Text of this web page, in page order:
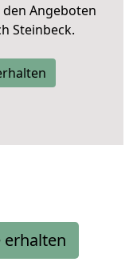
den Angeboten
Steinbeck.
erhalten